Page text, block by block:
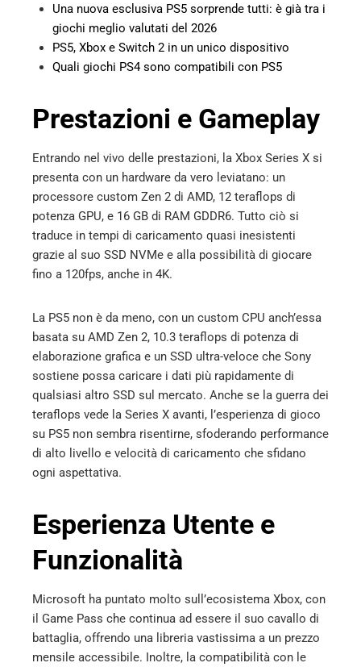
Una nuova esclusiva PS5 sorprende tutti: è già tra i
giochi meglio valutati del 2026
PS5, Xbox e Switch 2 in un unico dispositivo
Quali giochi PS4 sono compatibili con PS5
Prestazioni e Gameplay
Entrando nel vivo delle prestazioni, la Xbox Series X si
presenta con un hardware da vero leviatano: un
processore custom Zen 2 di AMD, 12 teraflops di
potenza GPU, e 16 GB di RAM GDDR6. Tutto ciò si
traduce in tempi di caricamento quasi inesistenti
grazie al suo SSD NVMe e alla possibilità di giocare
fino a 120fps, anche in 4K.
La PS5 non è da meno, con un custom CPU anch’essa
basata su AMD Zen 2, 10.3 teraflops di potenza di
elaborazione grafica e un SSD ultra-veloce che Sony
sostiene possa caricare i dati più rapidamente di
qualsiasi altro SSD sul mercato. Anche se la guerra dei
teraflops vede la Series X avanti, l’esperienza di gioco
su PS5 non sembra risentirne, sfoderando performance
di alto livello e velocità di caricamento che sfidano
ogni aspettativa.
Esperienza Utente e
Funzionalità
Microsoft ha puntato molto sull’ecosistema Xbox, con
il Game Pass che continua ad essere il suo cavallo di
battaglia, offrendo una libreria vastissima a un prezzo
mensile accessibile. Inoltre, la compatibilità con le